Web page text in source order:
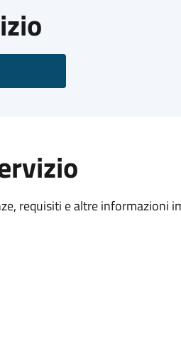
requisiti e altre informazioni